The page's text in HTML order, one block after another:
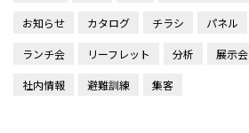
お知らせ カタログ チラシ パネル
ランチ会 リーフレット 分析 展示会
社内情報 避難訓練 集客